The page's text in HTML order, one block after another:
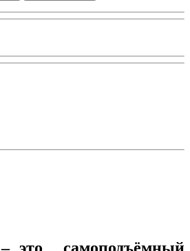
–это самоподъёмный